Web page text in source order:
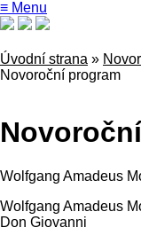
≡ Menu
Úvodní strana »
Novoroční program
Wolfgang Amadeus
Wolfgang Amadeus
Don Giovanni